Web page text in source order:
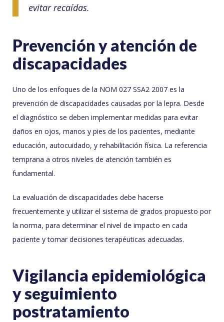
evitar recaídas.
Prevención y atención de
discapacidades
Uno de los enfoques de la NOM 027 SSA2 2007 es la
prevención de discapacidades causadas por la lepra. Desde
el diagnóstico se deben implementar medidas para evitar
daños en ojos, manos y pies de los pacientes, mediante
educación, autocuidado, y rehabilitación física. La referencia
temprana a otros niveles de atención también es
fundamental.
La evaluación de discapacidades debe hacerse
frecuentemente y utilizar el sistema de grados propuesto por
la norma, para determinar el nivel de impacto en cada
paciente y tomar decisiones terapéuticas adecuadas.
Vigilancia epidemiológica
y seguimiento
postratamiento